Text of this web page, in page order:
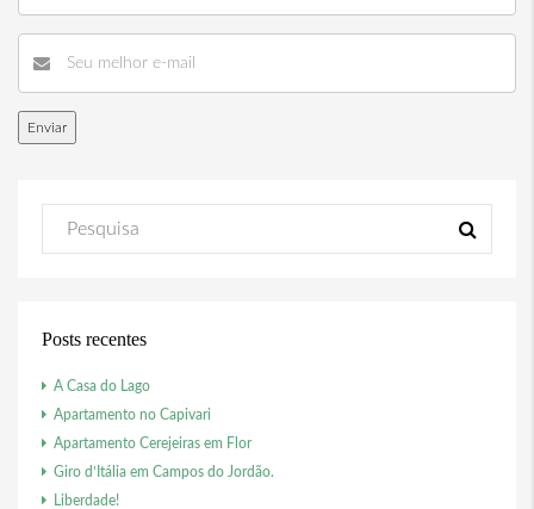
Posts recentes
A Casa do Lago
Apartamento no Capivari
Apartamento Cerejeiras em Flor
Giro d’Itália em Campos do Jordão.
Liberdade!